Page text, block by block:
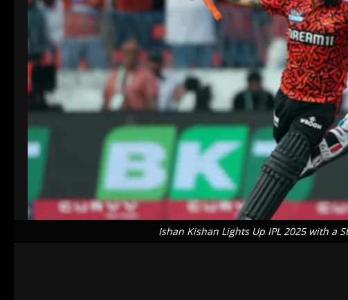
Ishan Kishan Lights Up IPL 2025 with a